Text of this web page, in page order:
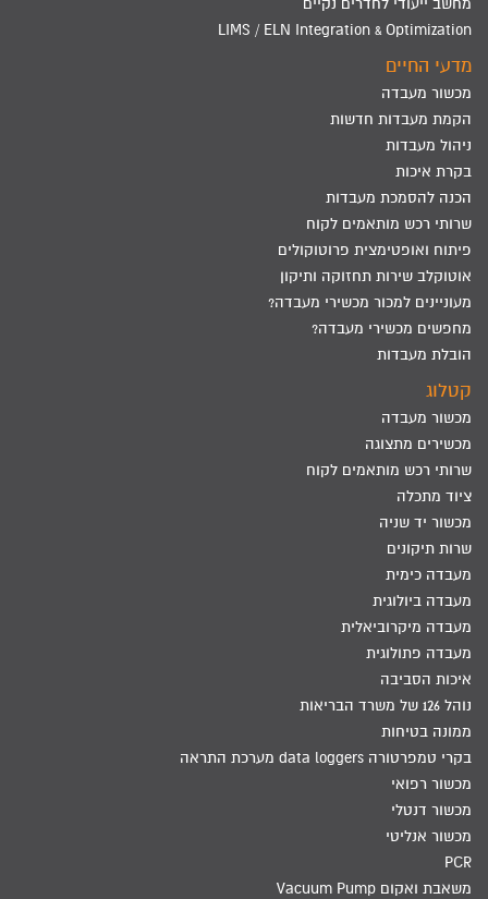
מחשב ייעודי לחדרים נקיים
LIMS / ELN Integration & Optimization
מדעי החיים
מכשור מעבדה
הקמת מעבדות חדשות
ניהול מעבדות
בקרת איכות
הכנה להסמכת מעבדות
שרותי רכש מותאמים לקוח
פיתוח ואופטימצית פרוטוקולים
אוטוקלב שירות תחזוקה ותיקון
מעוניינים למכור מכשירי מעבדה?
מחפשים מכשירי מעבדה?
הובלת מעבדות
קטלוג
מכשור מעבדה
מכשירים מתצוגה
שרותי רכש מותאמים לקוח
ציוד מתכלה
מכשור יד שניה
שרות תיקונים
מעבדה כימית
מעבדה ביולוגית
מעבדה מיקרוביאלית
מעבדה פתולוגית
איכות הסביבה
נוהל 126 של משרד הבריאות
ממונה בטיחות
בקרי טמפרטורה data loggers מערכת התראה
מכשור רפואי
מכשור דנטלי
מכשור אנליטי
PCR
משאבת ואקום Vacuum Pump